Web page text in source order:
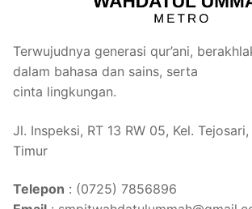
Terwujudnya generasi qur’ani,
dalam bahasa dan sains, serta
cinta lingkungan.
Jl. Inspeksi, RT 13 RW 05, Kel.
Timur
Telepon : (0725) 7856896